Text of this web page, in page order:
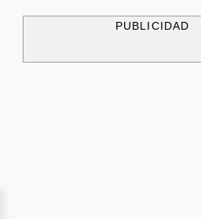
PUBLICIDAD